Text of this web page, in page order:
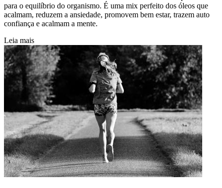
para o equilíbrio do organismo. É uma mix perfeito dos óleos que
acalmam, reduzem a ansiedade, promovem bem estar, trazem auto
confiança e acalmam a mente.
Leia mais